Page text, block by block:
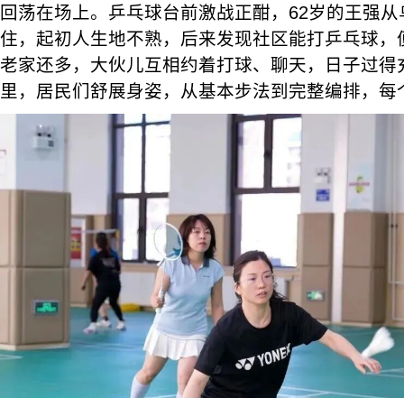
回荡在场上。乒乓球台前激战正酣，62岁的王强
住，起初人生地不熟，后来发现社区能打乒乓球，
老家还多，大伙儿互相约着打球、聊天，日子过得
里，居民们舒展身姿，从基本步法到完整编排，每